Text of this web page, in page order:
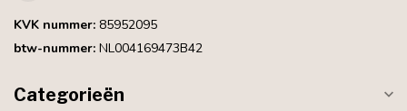
KVK nummer: 85952095
btw-nummer: NL004169473B42
Categorieën